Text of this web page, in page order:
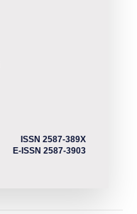
ISSN 2587-389X
E-ISSN 2587-3903